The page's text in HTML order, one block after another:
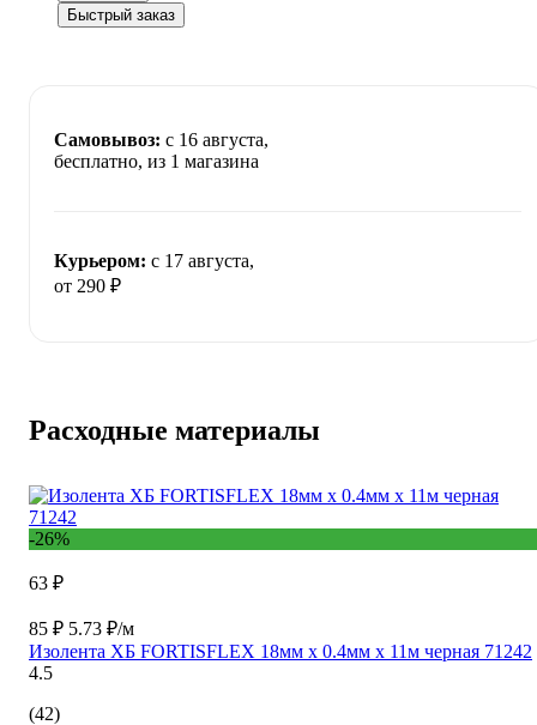
Быстрый заказ
Самовывоз: c 16 августа,
бесплатно, из 1 магазина
Курьером: c 17 августа,
от 290 ₽
Расходные материалы
-26%
63 ₽
85 ₽ 5.73 ₽/м
Изолента ХБ FORTISFLEX 18мм х 0.4мм х 11м черная 71242
4.5
(42)